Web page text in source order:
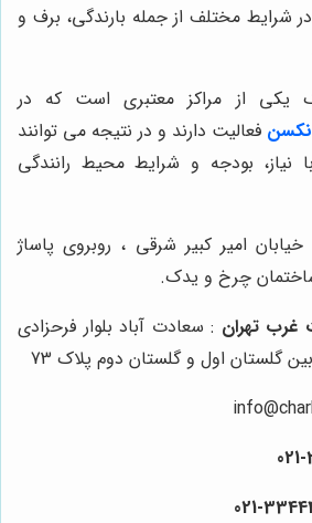
شرایط مختلف از جمله بارندگی، برف و
یکی از مراکز معتبری است که در
فعالیت دارند و در نتیجه می توانند
نیاز، بودجه و شرایط محیط رانندگی
خیابان امیر کبیر شرقی ، روبروی پاساژ
غرب تهران : سعادت آباد بلوار فرحزادی
گلستان اول و گلستان دوم پلاک 73